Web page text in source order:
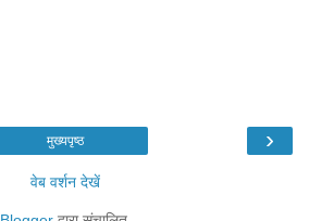
›
मुख्यपृष्ठ
वेब वर्शन देखें